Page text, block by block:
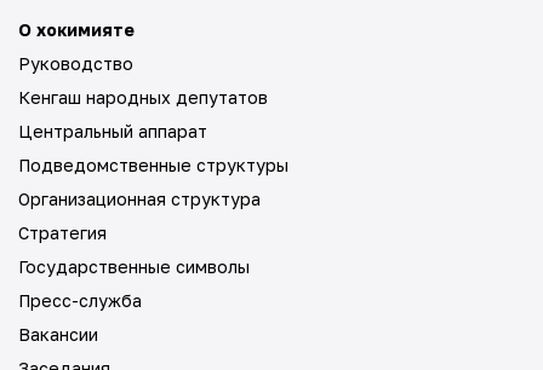
О хокимияте
Руководство
Кенгаш народных депутатов
Центральный аппарат
Подведомственные структуры
Организационная структура
Стратегия
Государственные символы
Пресс-служба
Вакансии